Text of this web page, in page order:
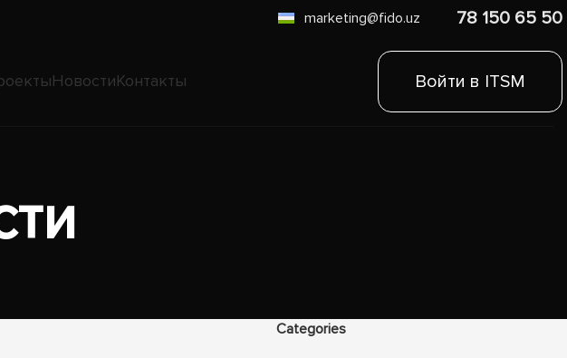
marketing@fido.uz 78 150 65 50
НовостиКонтакты Войти в ITSM
Categories